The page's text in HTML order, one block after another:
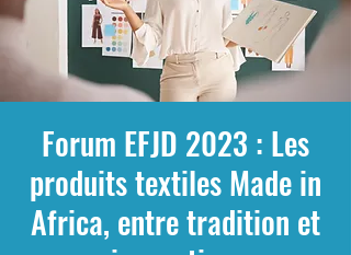
Forum EFJD 2023 : Les
produits textiles Made in
Africa, entre tradition et